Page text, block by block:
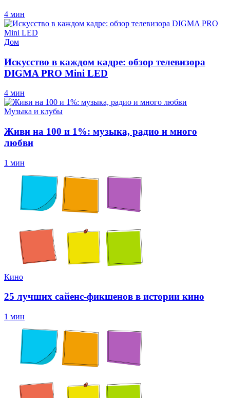
4 мин
Дом
Искусство в каждом кадре: обзор телевизора
DIGMA PRO Mini LED
4 мин
Музыка и клубы
Живи на 100 и 1%: музыка, радио и много
любви
1 мин
Кино
25 лучших сайенс-фикшенов в истории кино
1 мин